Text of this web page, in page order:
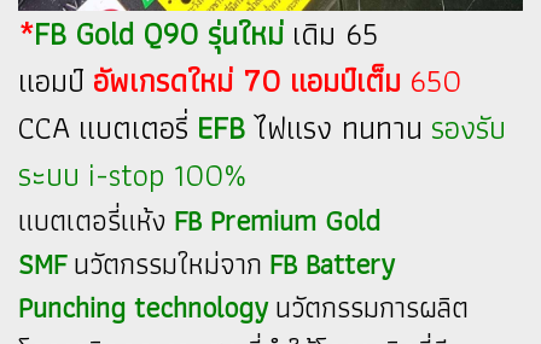
*FB Gold Q90 รุ่นใหม่ เดิม 65
แอมป์ อัพเกรดใหม่ 70 แอมป์เต็ม 650
CCA แบตเตอรี่ EFBไฟแรง ทนทาน รองรับ
ระบบ i-stop 100%
แบตเตอรี่แห้ง FB Premium Gold
SMFนวัตกรรมใหม่จาก FB Battery
Punching technologyนวัตกรรมการผลิต